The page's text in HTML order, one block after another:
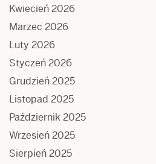
Kwiecień 2026
Marzec 2026
Luty 2026
Styczeń 2026
Grudzień 2025
Listopad 2025
Październik 2025
Wrzesień 2025
Sierpień 2025